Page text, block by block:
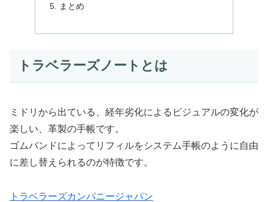
まとめ
トラベラーズノートとは
ミドリから出ている、経年劣化によるビジュアルの変化が
楽しい、革製の手帳です。
ゴムバンドによってリフィルをシステム手帳のように自由
に差し替えられるのが特徴です。
トラベラーズカンパニージャパン